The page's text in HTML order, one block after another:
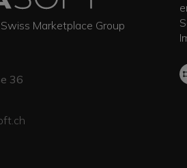
Marketplace Group
36